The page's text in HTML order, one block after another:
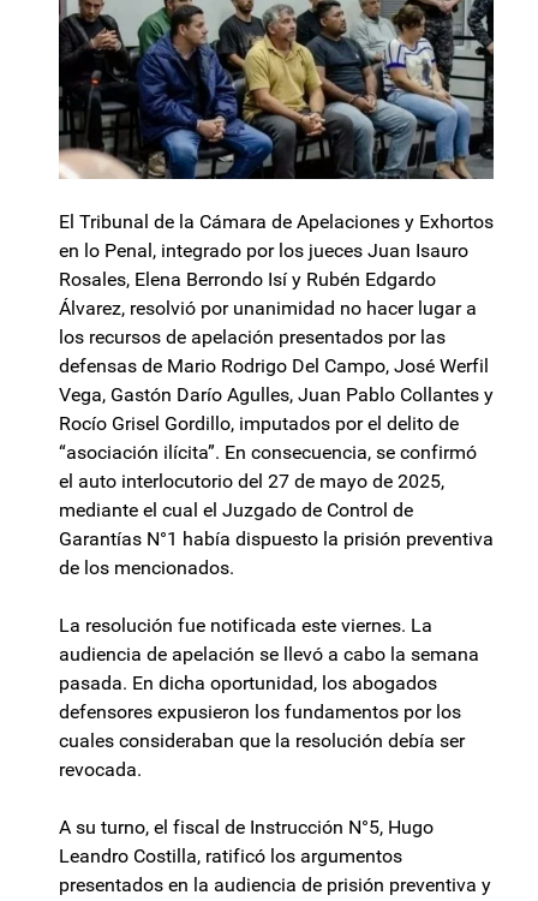
El Tribunal de la Cámara de Apelaciones y Exhortos
en lo Penal, integrado por los jueces Juan Isauro
Rosales, Elena Berrondo Isí y Rubén Edgardo
Álvarez, resolvió por unanimidad no hacer lugar a
los recursos de apelación presentados por las
defensas de Mario Rodrigo Del Campo, José Werfil
Vega, Gastón Darío Agulles, Juan Pablo Collantes y
Rocío Grisel Gordillo, imputados por el delito de
“asociación ilícita”. En consecuencia, se confirmó
el auto interlocutorio del 27 de mayo de 2025,
mediante el cual el Juzgado de Control de
Garantías N°1 había dispuesto la prisión preventiva
de los mencionados.
La resolución fue notificada este viernes. La
audiencia de apelación se llevó a cabo la semana
pasada. En dicha oportunidad, los abogados
defensores expusieron los fundamentos por los
cuales consideraban que la resolución debía ser
revocada.
A su turno, el fiscal de Instrucción N°5, Hugo
Leandro Costilla, ratificó los argumentos
presentados en la audiencia de prisión preventiva y